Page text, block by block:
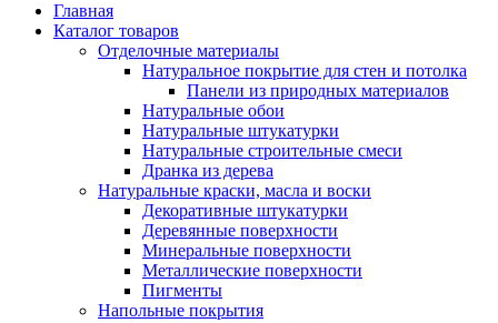
Главная
Каталог товаров
Отделочные материалы
Натуральное покрытие для стен и потолка
Панели из природных материалов
Натуральные обои
Натуральные штукатурки
Натуральные строительные смеси
Дранка из дерева
Натуральные краски, масла и воски
Декоративные штукатурки
Деревянные поверхности
Минеральные поверхности
Металлические поверхности
Пигменты
Напольные покрытия